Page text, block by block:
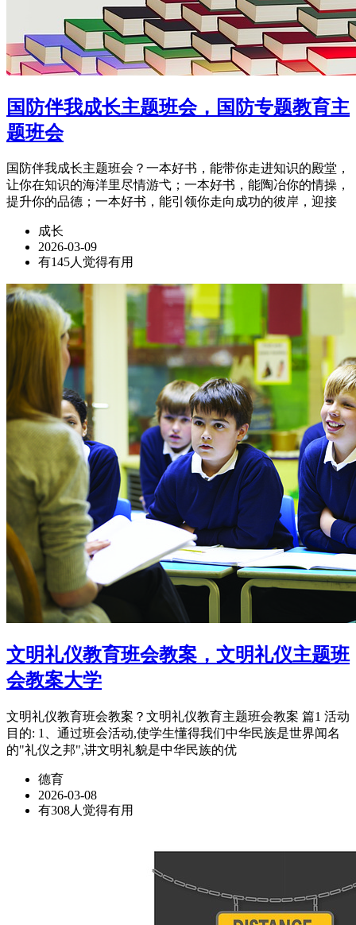
国防伴我成长主题班会，国防专题教育主
题班会
国防伴我成长主题班会？一本好书，能带你走进知识的殿堂，
让你在知识的海洋里尽情游弋；一本好书，能陶冶你的情操，
提升你的品德；一本好书，能引领你走向成功的彼岸，迎接
成长
2026-03-09
有145人觉得有用
文明礼仪教育班会教案，文明礼仪主题班
会教案大学
文明礼仪教育班会教案？文明礼仪教育主题班会教案 篇1 活动
目的: 1、通过班会活动,使学生懂得我们中华民族是世界闻名
的"礼仪之邦",讲文明礼貌是中华民族的优
德育
2026-03-08
有308人觉得有用